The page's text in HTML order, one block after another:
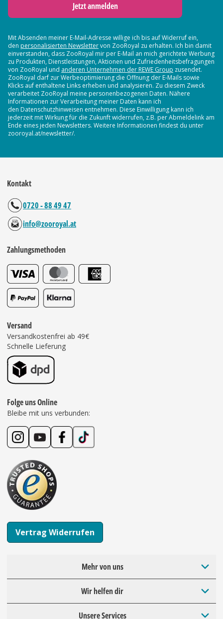
Jetzt anmelden
Mit Absenden meiner E-Mail-Adresse willige ich bis auf Widerruf ein,
den personalisierten Newslettervon ZooRoyal zu erhalten. Ich bin damit
einverstanden, dass ZooRoyal mir per E-Mail an mich gerichtete Werbung
zu Produkten, Dienstleistungen, Aktionen und Zufriedenheitsbefragungen
von ZooRoyal und anderen Unternehmen der REWE Group zusendet.
ZooRoyal darf zur Werbeoptimierung die Öffnung der E-Mails sowie
Klicks auf enthaltene Links erheben und analysieren. Zu diesem Zweck
verarbeitet ZooRoyal meine personenbezogenen Daten. Nähere
Informationen zur Verarbeitung meiner Daten kann ich
den Datenschutzhinweisen entnehmen. Diese Einwilligung kann ich
jederzeit mit Wirkung für die Zukunft widerrufen, z.B. per Abmeldelink am
Ende eines jeden Newsletters. Weitere Informationen findest du unter
zooroyal.at/newsletter/.
Kontakt
0720 - 88 49 47
info@zooroyal.at
Zahlungsmethoden
Versand
Versandkostenfrei ab 49€
Schnelle Lieferung
Folge uns Online
Bleibe mit uns verbunden:
Vertrag Widerrufen
Mehr von uns
Wir helfen dir
Unsere Services